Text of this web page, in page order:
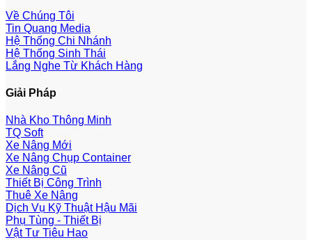
Về Chúng Tôi
Tin Quang Media
Hệ Thống Chi Nhánh
Hệ Thống Sinh Thái
Lắng Nghe Từ Khách Hàng
Giải Pháp
Nhà Kho Thông Minh
TQ Soft
Xe Nâng Mới
Xe Nâng Chụp Container
Xe Nâng Cũ
Thiết Bị Công Trình
Thuê Xe Nâng
Dịch Vụ Kỹ Thuật Hậu Mãi
Phụ Tùng - Thiết Bị
Vật Tư Tiêu Hao